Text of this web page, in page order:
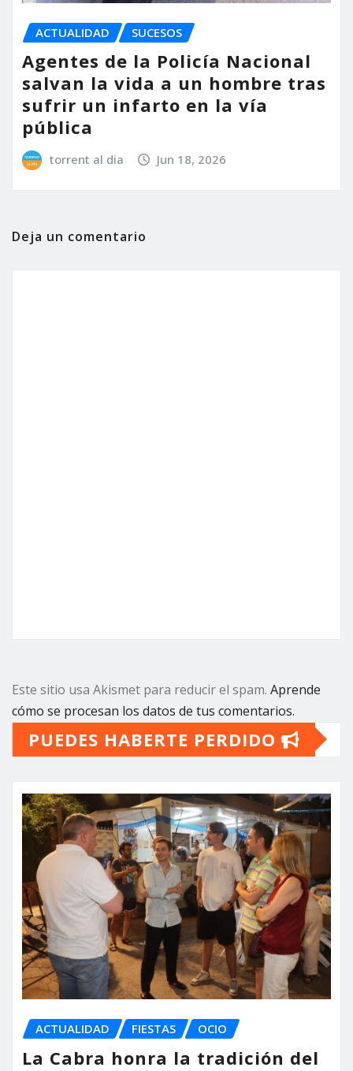
ACTUALIDAD SUCESOS
Agentes de la Policía Nacional
salvan la vida a un hombre tras
sufrir un infarto en la vía
pública
torrent al dia Jun 18, 2026
Deja un comentario
Este sitio usa Akismet para reducir el spam. Aprende
cómo se procesan los datos de tus comentarios.
PUEDES HABERTE PERDIDO
ACTUALIDAD FIESTAS OCIO
La Cabra honra la tradición del